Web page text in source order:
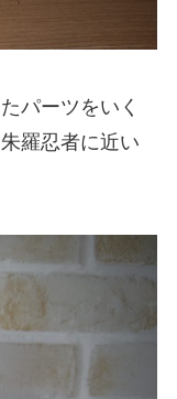
パーツをいく
羅忍者に近い